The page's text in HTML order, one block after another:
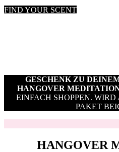
FIND YOUR SCENT
GESCHENK ZU
HANGOVER
EINFACH SHOPPEN.
PAKET
HANGOVER